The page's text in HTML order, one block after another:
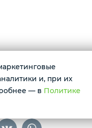
Тюмень, ул. Амурская, 39
и, при их
— в Политике